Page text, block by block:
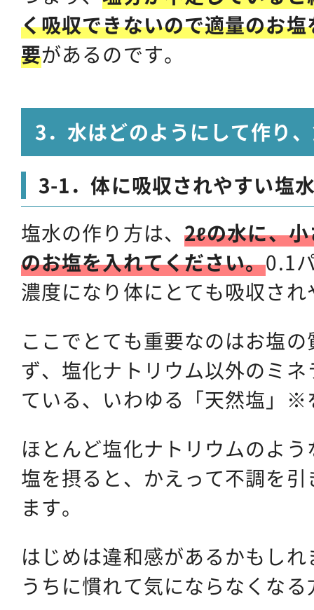
く吸収できないので適量のお
要があるのです。
3．水はどのようにして作り
3-1．体に吸収されやすい塩
塩水の作り方は、 2ℓの水に、
のお塩を入れてください。0.1
濃度になり体にとても吸収さ
ここでとても重要なのはお塩
ず、塩化ナトリウム以外のミ
ている、いわゆる「天然塩」※
ほとんど塩化ナトリウムのよ
塩を摂ると、かえって不調を
ます。
はじめは違和感があるかもし
うちに慣れて気にならなくな